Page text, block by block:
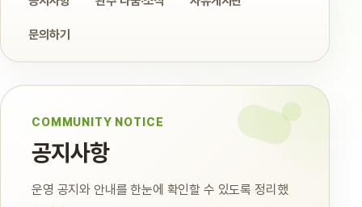
문의하기
COMMUNITY NOTICE
공지사항
운영 공지와 안내를 한눈에 확인할 수 있도록 정리했